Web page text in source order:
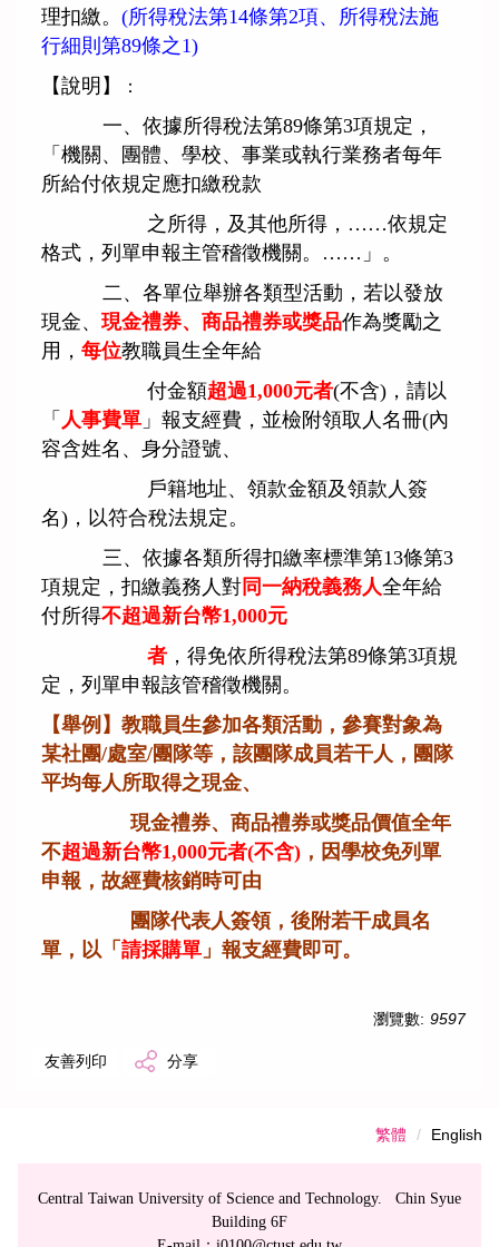
理扣繳。 (所得稅法第14條第2項、所得稅法施
行細則第89條之1)
【說明】
：
一、依據所得稅法第89條第3項規定，
「機關、團體、學校、事業或執行業務者每年
所給付依規定應扣繳稅款
之所得，及其他所得，……依規定
格式，列單申報主管稽徵機關。……」。
二、各單位舉辦各類型活動，若以發放
現金、 現金禮券、商品禮券或獎品作為獎勵之
用， 每位教職員生全年給
付金額超過1,000元者(不含)，請以
「 人事費單 」報支經費，並檢附領取人名冊(內
容含姓名、身分證號、
戶籍地址、領款金額及領款人簽
名)，以符合稅法規定。
三、依據各類所得扣繳率標準第13條第3
項規定，扣繳義務人對同一納稅義務人全年給
付所得不超過新台幣1,000元
者 ，得免依所得稅法第89條第3項規
定，列單申報該管稽徵機關。
【舉例 】 教職員生參加各類活動，參賽對象為
某社團/處室/團隊等，該團隊成員若干人，團隊
平均每人所取得之現金、
現金禮券、商品禮券或獎品價值全年
不超過新台幣1,000元者(不含) ，因學校免列單
申報，故經費核銷時可由
團隊代表人簽領，後附若干成員名
單，以 「 請採購單 」 報支經費即可。
瀏覽數: 9597
友善列印 分享
繁體 English
Central Taiwan University of Science and Technology. Chin Syue
Building 6F